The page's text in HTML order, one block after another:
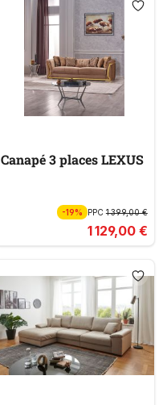
Canapé 3 places LEXUS
-19% PPC1 399,00 €
1 129,00 €